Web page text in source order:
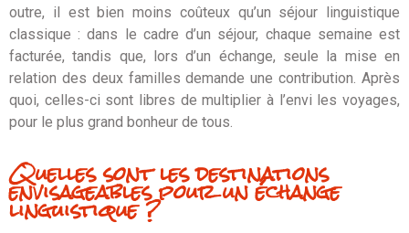
outre, il est bien moins coûteux qu’un séjour linguistique
classique : dans le cadre d’un séjour, chaque semaine est
facturée, tandis que, lors d’un échange, seule la mise en
relation des deux familles demande une contribution. Après
quoi, celles-ci sont libres de multiplier à l’envi les voyages,
pour le plus grand bonheur de tous.
Quelles sont les destinations
envisageables pour un échange
linguistique ?